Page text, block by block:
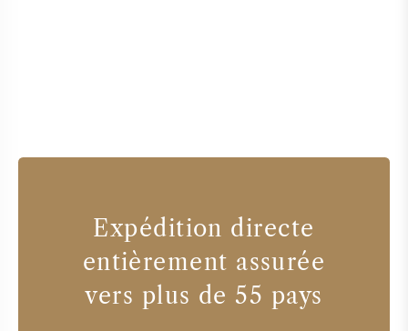
Expédition directe
entièrement assurée
vers plus de 55 pays